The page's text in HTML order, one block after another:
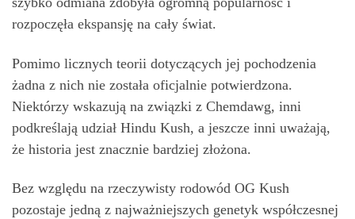
rozpoczęła ekspansję na cały świat.
Pomimo licznych teorii dotyczących jej pochodzenia
żadna z nich nie została oficjalnie potwierdzona.
Niektórzy wskazują na związki z Chemdawg, inni
podkreślają udział Hindu Kush, a jeszcze inni uważają,
że historia jest znacznie bardziej złożona.
Bez względu na rzeczywisty rodowód OG Kush
pozostaje jedną z najważniejszych genetyk współczesnej